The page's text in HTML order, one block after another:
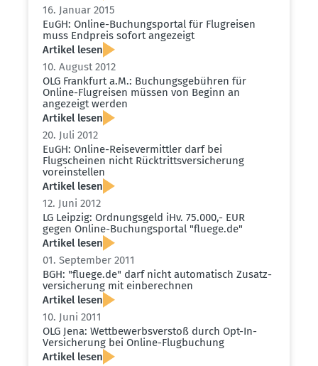
16. Januar 2015
EuGH: Online-Buchungs­portal für Flugreisen
muss Endpreis sofort angezeigt
Artikel lesen
10. August 2012
OLG Frankfurt a.M.: Buchungs­ge­bühren für
Online-Flugreisen müssen von Beginn an
angezeigt werden
Artikel lesen
20. Juli 2012
EuGH: Online-Reise­ver­mittler darf bei
Flugscheinen nicht Rücktritts­ver­si­cherung
vorein­stellen
Artikel lesen
12. Juni 2012
LG Leipzig: Ordnungsgeld iHv. 75.000,- EUR
gegen Online-Buchungs­portal "fluege.​de"
Artikel lesen
01. September 2011
BGH: "fluege.​de" darf nicht automa­tisch Zusatz­
ver­si­cherung mit einbe­rechnen
Artikel lesen
10. Juni 2011
OLG Jena: Wettbe­werbs­verstoß durch Opt-In-
Versi­cherung bei Online-Flugbu­chung
Artikel lesen